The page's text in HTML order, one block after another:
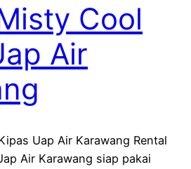
Cool
Air
Uap Air Karawang Rental
Air Karawang siap pakai